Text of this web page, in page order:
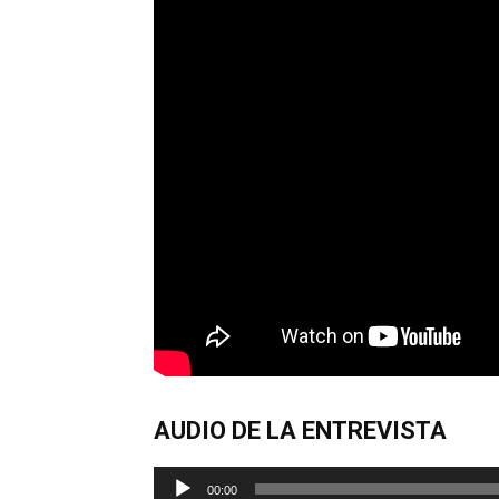
AUDIO DE LA ENTREVISTA
Reproductor
00:00